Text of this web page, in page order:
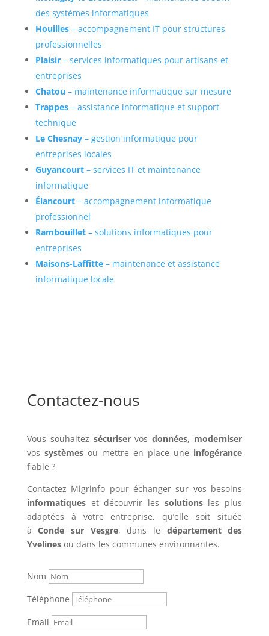
des systèmes informatiques
Houilles – accompagnement IT pour structures
professionnelles
Plaisir– services informatiques pour artisans et
entreprises
Chatou – maintenance informatique sur mesure
Trappes– assistance informatique et support
technique
Le Chesnay– gestion informatique pour
entreprises locales
Guyancourt– services IT et maintenance
informatique
Élancourt– accompagnement informatique
professionnel
Rambouillet– solutions informatiques pour
entreprises
Maisons-Laffitte– maintenance et assistance
informatique locale
Contactez-nous
Vous souhaitez sécuriservosdonnées, moderniser
vos systèmesou mettre en place une infogérance
fiable ?
Contactez Migrinfo pour échanger sur vos besoins
informatiqueset découvrir les solutionsles plus
adaptées à votre entreprise, qu’elle soit située
àConde sur Vesgre, dans le département des
Yvelinesou dans les communes environnantes.
Nom
Téléphone
Email